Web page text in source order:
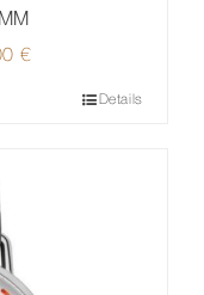
€
Details